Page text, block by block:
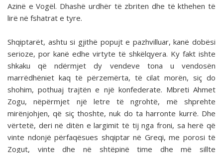
Azinë e Vogël. Dhashë urdhër të zbriten dhe të kthehen të
lirë në fshatrat e tyre.
Shqiptarët, ashtu si gjithë popujt e pazhvilluar, kanë dobësi
serioze, por kanë edhe virtyte të shkëlqyera. Ky fakt ishte
shkaku që ndërmjet dy vendeve tona u vendosën
marrëdhëniet kaq të përzemërta, të cilat morën, siç do
shohim, pothuaj trajtën e një konfederate. Mbreti Ahmet
Zogu, nëpërmjet një letre të ngrohtë, më shprehte
mirënjohjen, që siç thoshte, nuk do ta harronte kurrë. Dhe
vërtetë, deri në ditën e largimit të tij nga froni, sa herë që
vinte ndonjë përfaqësues shqiptar në Greqi, me porosi të
Zogut, vinte dhe në shtëpinë time dhe më sillte